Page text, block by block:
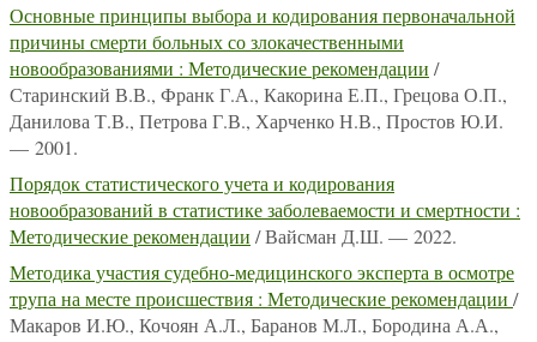
Основные принципы выбора и кодирования первоначальной
причины смерти больных со злокачественными
новообразованиями : Методические рекомендации /
Старинский В.В., Франк Г.А., Какорина Е.П., Грецова О.П.,
Данилова Т.В., Петрова Г.В., Харченко Н.В., Простов Ю.И.
— 2001.
Порядок статистического учета и кодирования
новообразований в статистике заболеваемости и смертности :
Методические рекомендации / Вайсман Д.Ш. — 2022.
Методика участия судебно-медицинского эксперта в осмотре
трупа на месте происшествия : Методические рекомендации /
Макаров И.Ю., Кочоян А.Л., Баранов М.Л., Бородина А.А.,